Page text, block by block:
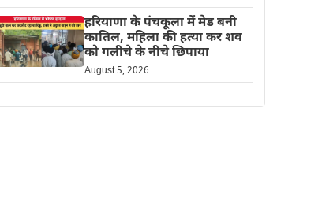
हरियाणा के पंचकूला में मेड बनी
कातिल, महिला की हत्या कर शव
को गलीचे के नीचे छिपाया
August 5, 2026